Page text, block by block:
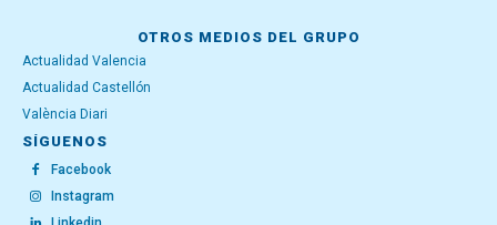
OTROS MEDIOS DEL GRUPO
Actualidad Valencia
Actualidad Castellón
València Diari
SÍGUENOS
Facebook
Instagram